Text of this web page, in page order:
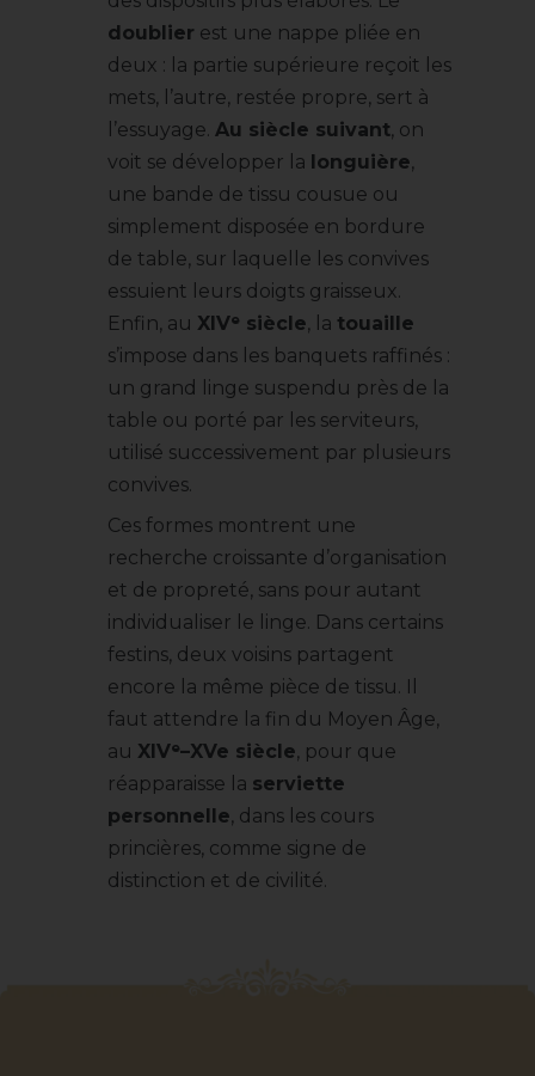
doublier est une nappe pliée en
deux : la partie supérieure reçoit les
mets, l’autre, restée propre, sert à
l’essuyage. Au siècle suivant, on
voit se développer la longuière,
une bande de tissu cousue ou
simplement disposée en bordure
de table, sur laquelle les convives
essuient leurs doigts graisseux.
Enfin, au XIVᵉ siècle, la touaille
s’impose dans les banquets raffinés :
un grand linge suspendu près de la
table ou porté par les serviteurs,
utilisé successivement par plusieurs
convives.
Ces formes montrent une
recherche croissante d’organisation
et de propreté, sans pour autant
individualiser le linge. Dans certains
festins, deux voisins partagent
encore la même pièce de tissu. Il
faut attendre la fin du Moyen Âge,
au XIVᵉ–XVe siècle, pour que
réapparaisse la serviette
personnelle, dans les cours
princières, comme signe de
distinction et de civilité.